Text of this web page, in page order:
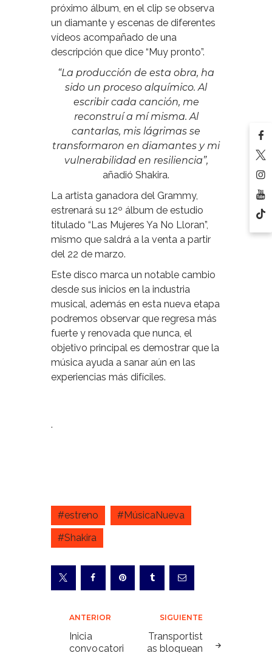
próximo álbum, en el clip se observa
un diamante y escenas de diferentes
vídeos acompañado de una
descripción que dice “Muy pronto”.
“La producción de esta obra, ha
sido un proceso alquímico. Al
escribir cada canción, me
reconstruí a mí misma. Al
cantarlas, mis lágrimas se
transformaron en diamantes y mi
vulnerabilidad en resiliencia”,
añadió Shakira.
La artista ganadora del Grammy,
estrenará su 12º álbum de estudio
titulado “Las Mujeres Ya No Lloran”,
mismo que saldrá a la venta a partir
del 22 de marzo.
Este disco marca un notable cambio
desde sus inicios en la industria
musical, además en esta nueva etapa
podremos observar que regresa más
fuerte y renovada que nunca, el
objetivo principal es demostrar que la
música ayuda a sanar aún en las
experiencias más difíciles.
.
#estreno
#MúsicaNueva
#Shakira
Navegación
de
ANTERIOR
Inicia
convocatori
SIGUIENTE
Transportist
as bloquean